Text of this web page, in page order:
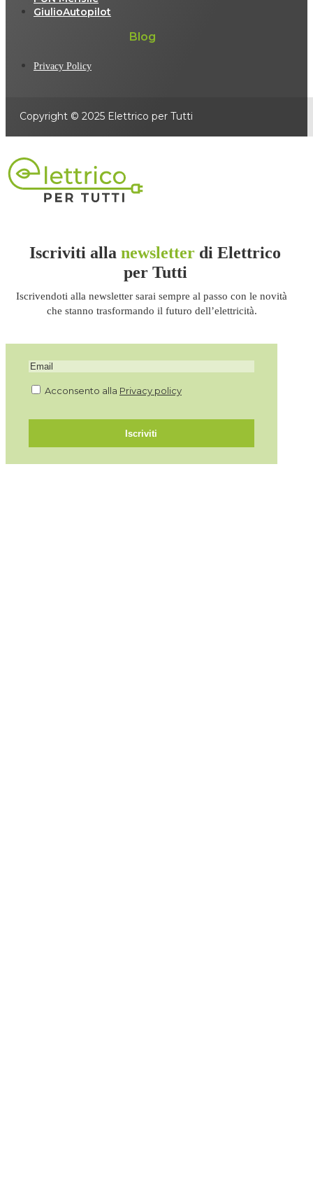
GiulioAutopilot
Blog
Privacy Policy
Copyright © 2025 Elettrico per Tutti
Iscriviti allanewsletter di Elettrico
per Tutti
Iscrivendoti alla newsletter sarai sempre al passo con le novità
che stanno trasformando il futuro dell’elettricità.
Acconsento alla Privacy policy
Iscriviti